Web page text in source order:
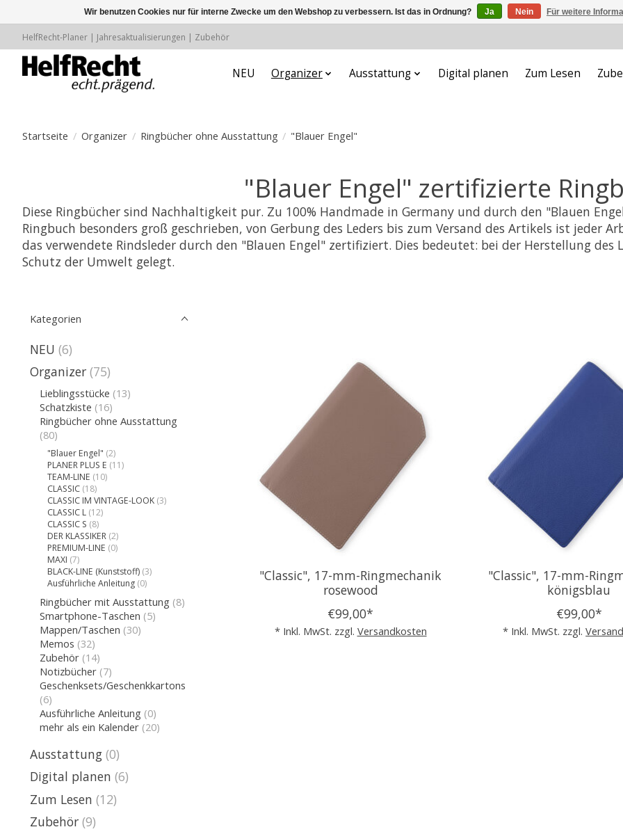
HelfRecht-Planer | Jahresaktualisierungen | Zubehör
NEU Organizer Ausstattung Digital planen Zum Lesen
Startseite / Organizer / Ringbücher ohne Ausstattung / "Blauer Engel"
"Blauer Engel" zertifizierte
Diese Ringbücher sind Nachhaltigkeit pur. Zu 100% Handmade in Germany und durch den "Blauen
Ringbuch besonders groß geschrieben, von Gerbung des Leders bis zum Versand des Artikels ist jeder
das verwendete Rindsleder durch den "Blauen Engel" zertifiziert. Dies bedeutet: bei der Herstellung des
Schutz der Umwelt gelegt.
Kategorien
NEU (6)
Organizer (75)
Lieblingsstücke (13)
Schatzkiste (16)
Ringbücher ohne Ausstattung
(80)
"Blauer Engel" (2)
PLANER PLUS E (11)
TEAM-LINE (10)
CLASSIC (18)
CLASSIC IM VINTAGE-LOOK (3)
CLASSIC L (12)
CLASSIC S (8)
DER KLASSIKER (2)
PREMIUM-LINE (0)
MAXI (7)
BLACK-LINE (Kunststoff) (3)
Ausführliche Anleitung (0)
Ringbücher mit Ausstattung (8)
Smartphone-Taschen (5)
Mappen/Taschen (30)
Memos (32)
Zubehör (14)
Notizbücher (7)
Geschenksets/Geschenkkartons
(6)
Ausführliche Anleitung (0)
mehr als ein Kalender (20)
Ausstattung (0)
Digital planen (6)
Zum Lesen (12)
Zubehör (9)
"Classic", 17-mm-Ringmechanik
rosewood
€99,00*
* Inkl. MwSt. zzgl. Versandkosten
"Classic", 17-mm-
königsblau
€99,00*
* Inkl. MwSt. zzgl.
Wir benutzen Cookies nur für interne Zwecke um den Webshop zu verbessern. Ist das in Ordnung? Ja Nein Für weitere